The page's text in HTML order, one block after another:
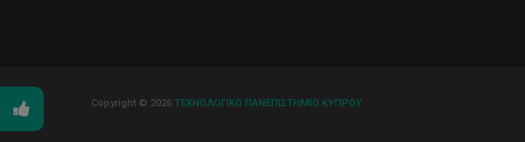
Copyright © 2026 ΤΕΧΝΟΛΟΓΙΚΟ ΠΑΝΕΠΙΣΤΗΜΙΟ ΚΥΠΡΟΥ